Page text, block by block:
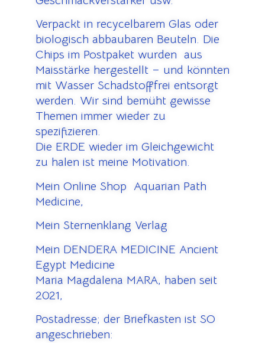
Verpackt in recycelbarem Glas oder
biologisch abbaubaren Beuteln. Die
Chips im Postpaket wurden aus
Maisstärke hergestellt – und könnten
mit Wasser Schadstofffrei entsorgt
werden. Wir sind bemüht gewisse
Themen immer wieder zu
spezifizieren.
Die ERDE wieder im Gleichgewicht
zu halen ist meine Motivation.
Mein Online Shop Aquarian Path
Medicine,
Mein Sternenklang Verlag
Mein DENDERA MEDICINE Ancient
Egypt Medicine
Maria Magdalena MARA, haben seit
2021,
Postadresse; der Briefkasten ist SO
angeschrieben: